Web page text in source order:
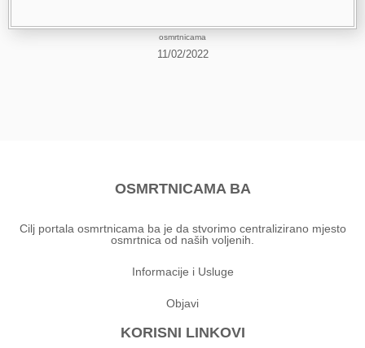
osmrtnicama
11/02/2022
OSMRTNICAMA BA
Cilj portala osmrtnicama ba je da stvorimo centralizirano mjesto
osmrtnica od naših voljenih.
Informacije i Usluge
Objavi
KORISNI LINKOVI